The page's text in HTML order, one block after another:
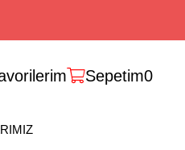
Sepetim0